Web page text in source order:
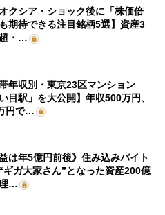
オクシア・ショック後に「株価倍
期待できる注目銘柄5選】資産3
・…
帯年収別・東京23区マンション
い目駅」を大公開】年収500万円、
円で…
益は年5億円前後》住み込みバイト
ギガ大家さん”となった資産200億
…